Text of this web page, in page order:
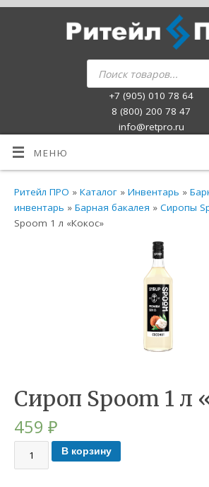
+7 (905) 010 78 64
8 (800) 200 78 47
info@retpro.ru
МЕНЮ
Ритейл ПРО »Каталог »Инвентарь »
инвентарь »Барная бакалея »Сиропы
Spoom 1 л «Кокос»
Сироп Spoom 1 л
459₽
В корзину